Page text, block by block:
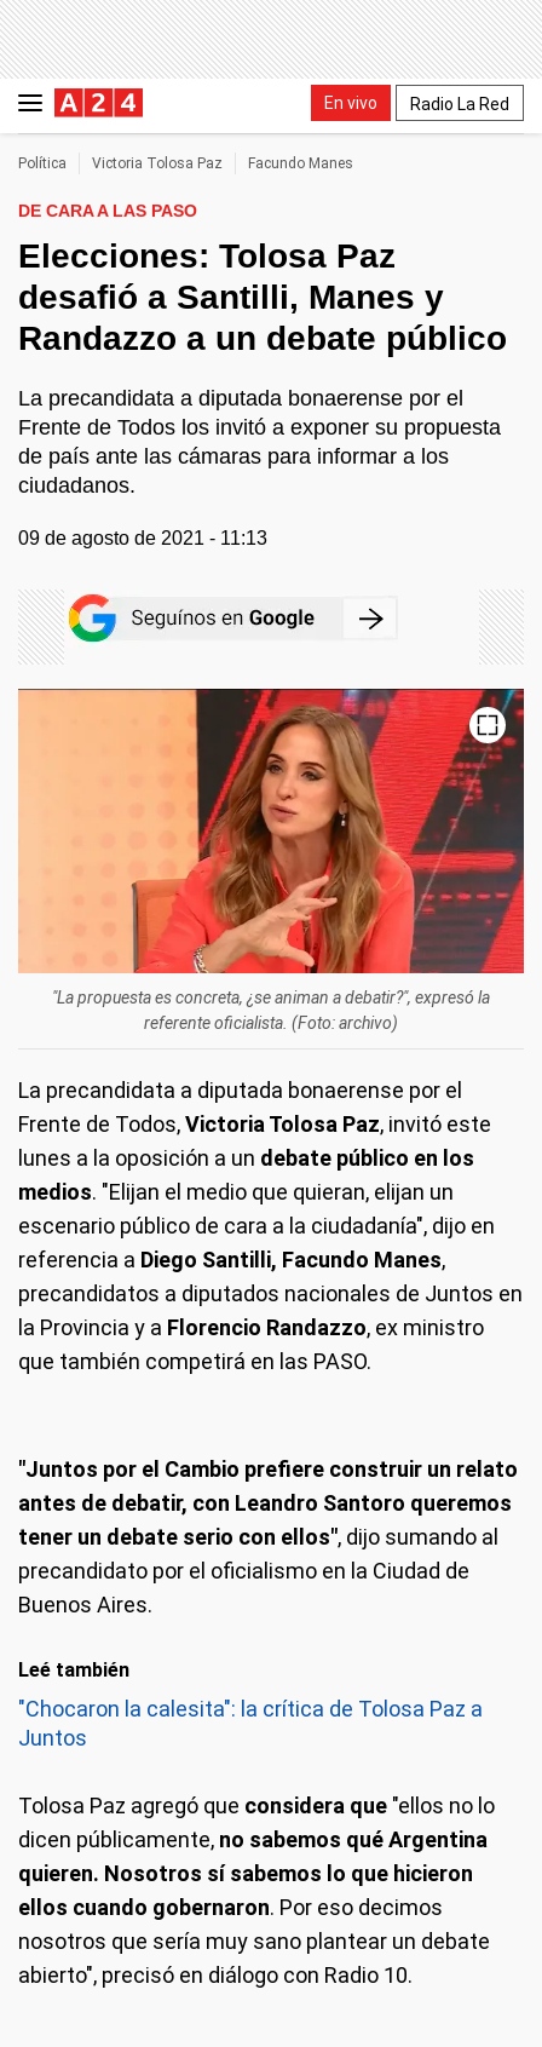
En vivo Radio La Red
Política Victoria Tolosa Paz Facundo Manes
DE CARA A LAS PASO
Elecciones: Tolosa Paz
desafió a Santilli, Manes y
Randazzo a un debate público
La precandidata a diputada bonaerense por el
Frente de Todos los invitó a exponer su propuesta
de país ante las cámaras para informar a los
ciudadanos.
09 de agosto de 2021 - 11:13
"La propuesta es concreta, ¿se animan a debatir?", expresó la
referente oficialista. (Foto: archivo)
La precandidata a diputada bonaerense por el
Frente de Todos,Victoria Tolosa Paz, invitó este
lunes a la oposición a un debate público en los
medios. "Elijan el medio que quieran, elijan un
escenario público de cara a la ciudadanía", dijo en
referencia a Diego Santilli, Facundo Manes,
precandidatos a diputados nacionales de Juntos en
la Provincia y a Florencio Randazzo, ex ministro
que también competirá en las PASO.
"Juntos por el Cambio prefiere construir un relato
antes de debatir, con Leandro Santoro queremos
tener un debate serio con ellos", dijo sumando al
precandidato por el oficialismo en la Ciudad de
Buenos Aires.
Leé también
"Chocaron la calesita": la crítica de Tolosa Paz a
Juntos
Tolosa Paz agregó que considera que "ellos no lo
dicen públicamente, no sabemos qué Argentina
quieren. Nosotros sí sabemos lo que hicieron
ellos cuando gobernaron. Por eso decimos
nosotros que sería muy sano plantear un debate
abierto", precisó en diálogo con Radio 10.